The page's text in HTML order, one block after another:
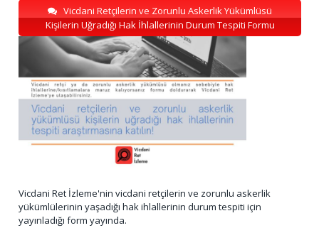
Vicdani Retçilerin ve Zorunlu Askerlik Yükümlüsü
Kişilerin Uğradığı Hak İhlallerinin Durum Tespiti Formu
Vicdani Ret İzleme'nin vicdani retçilerin ve zorunlu askerlik
yükümlülerinin yaşadığı hak ihlallerinin durum tespiti için
yayınladığı form yayında.